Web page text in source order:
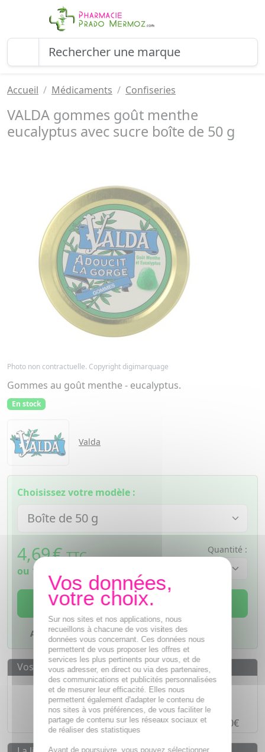
Accueil Médicaments Confiseries
VALDA gommes goût menthe
eucalyptus avec sucre boîte de 50 g
Photo non contractuelle. Copyright digimarquage
Gommes au goût menthe - eucalyptus.
En stock
Valda
Choisissez votre modèle :
4,69€ TTC
ou 1,17€
Quantité :
AJOUTER AU PANIER
Ajouter à mes favoris
Vos avantages
Des prixIMBATTABLES
Paiement en ligneSÉCURISÉ
Paiement en4 fois sans frais à partir de 30€
Sur nos sites et nos applications, nous
recueillons à chacune de vos visites des
données vous concernant. Ces données nous
permettent de vous proposer les offres et
services les plus pertinents pour vous, et de
vous adresser, en direct ou via des partenaires,
des communications et publicités personnalisées
et de mesurer leur efficacité. Elles nous
permettent également d'adapter le contenu de
nos sites à vos préférences, de vous faciliter le
partage de contenu sur les réseaux sociaux et
de réaliser des statistiques
Avant de poursuivre, vous pouvez sélectionner